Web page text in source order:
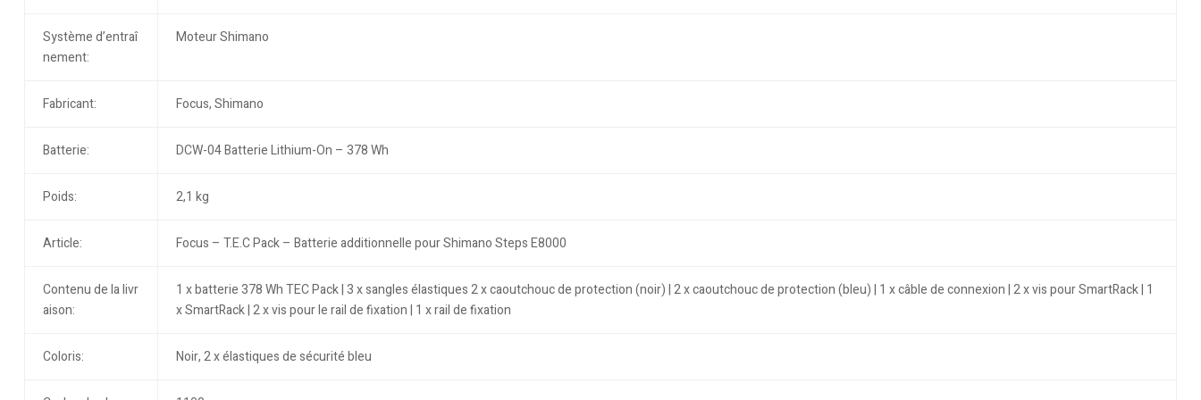
Système d’entraî
nement:
Moteur Shimano
Fabricant: Focus, Shimano
Batterie: DCW-04 Batterie Lithium-On – 378 Wh
Poids: 2,1 kg
Article: Focus – T.E.C Pack – Batterie additionnelle pour Shimano Steps E8000
Contenu de la livr
aison:
1 x batterie 378 Wh TEC Pack | 3 x sangles élastiques 2 x caoutchouc de protection (noir) | 2 x caoutchouc de protection (bleu) | 1 x câble de connexion | 2 x vis pour SmartRack | 1
x SmartRack | 2 x vis pour le rail de fixation | 1 x rail de fixation
Coloris: Noir, 2 x élastiques de sécurité bleu